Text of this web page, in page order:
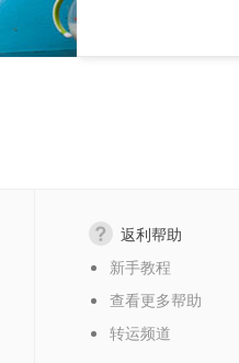
返利帮助
新手教程
查看更多帮助
转运频道